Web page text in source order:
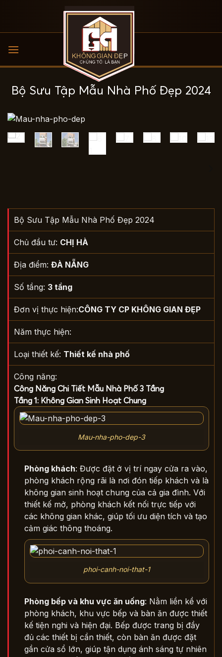
Bộ Sưu Tập Mẫu Nhà Phố Đẹp 2024
Bộ Sưu Tập Mẫu Nhà Phố Đẹp 2024
Chủ đầu tư: CHỊ HÀ
Địa điểm: ĐÀ NẴNG
Số tầng: 3 tầng
Đơn vị thực hiện:CÔNG TY CP KHÔNG GIAN ĐẸP
Năm thực hiện:
Loại thiết kế: Thiết kế nhà phố
Công năng:
Công Năng Chi Tiết Mẫu Nhà Phố 3 Tầng
Tầng 1: Không Gian Sinh Hoạt Chung
Mau-nha-pho-dep-3
Phòng khách: Được đặt ở vị trí ngay cửa ra vào,
phòng khách rộng rãi là nơi đón tiếp khách và là
không gian sinh hoạt chung của cả gia đình. Với
thiết kế mở, phòng khách kết nối trực tiếp với
các không gian khác, giúp tối ưu diện tích và tạo
cảm giác thông thoáng.
phoi-canh-noi-that-1
Phòng bếp và khu vực ăn uống: Nằm liền kề với
phòng khách, khu vực bếp và bàn ăn được thiết
kế tiện nghi và hiện đại. Bếp được trang bị đầy
đủ các thiết bị cần thiết, còn bàn ăn được đặt
gần cửa sổ lớn, giúp tận dụng ánh sáng tự nhiên